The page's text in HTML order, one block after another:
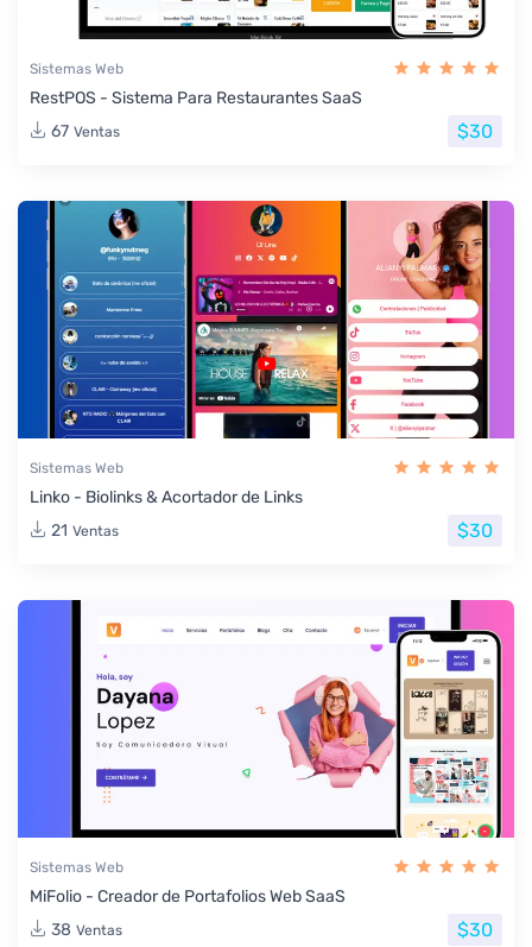
Sistemas Web
RestPOS - Sistema Para Restaurantes SaaS
67 Ventas $30
Sistemas Web
Linko - Biolinks & Acortador de Links
21 Ventas $30
Sistemas Web
MiFolio - Creador de Portafolios Web SaaS
38 Ventas $30